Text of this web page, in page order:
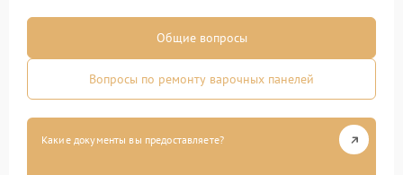
Общие вопросы
Вопросы по ремонту варочных панелей
Какие документы вы предоставляете?